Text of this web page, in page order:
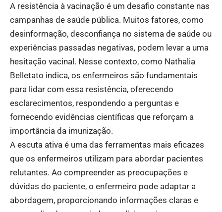
A resistência à vacinação é um desafio constante nas
campanhas de saúde pública. Muitos fatores, como
desinformação, desconfiança no sistema de saúde ou
experiências passadas negativas, podem levar a uma
hesitação vacinal. Nesse contexto, como Nathalia
Belletato indica, os enfermeiros são fundamentais
para lidar com essa resistência, oferecendo
esclarecimentos, respondendo a perguntas e
fornecendo evidências científicas que reforçam a
importância da imunização.
A escuta ativa é uma das ferramentas mais eficazes
que os enfermeiros utilizam para abordar pacientes
relutantes. Ao compreender as preocupações e
dúvidas do paciente, o enfermeiro pode adaptar a
abordagem, proporcionando informações claras e